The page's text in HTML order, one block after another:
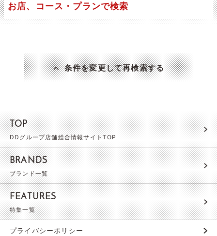
お店、コース・プランで検索
条件を変更して再検索する
TOP
DDグループ店舗総合情報サイトTOP
BRANDS
ブランド一覧
FEATURES
特集一覧
プライバシーポリシー